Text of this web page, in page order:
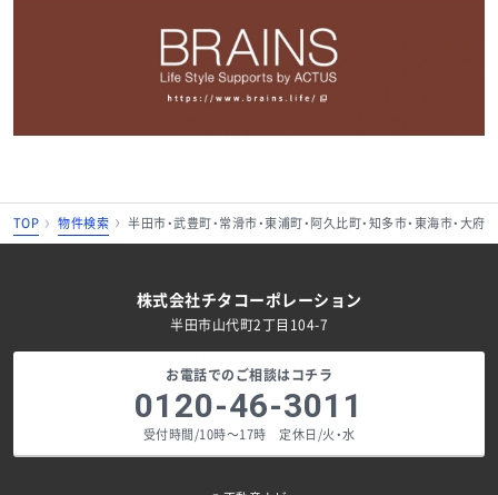
TOP 物件検索 半田市・武豊町・常滑市・東浦町・阿久比町・知多市・東海市・大府
お電話でのご相談はコチラ
0120-46-3011
受付時間/10時～17時 定休日/火・水
株式会社チタコーポレーション
半田市山代町2丁目104-7